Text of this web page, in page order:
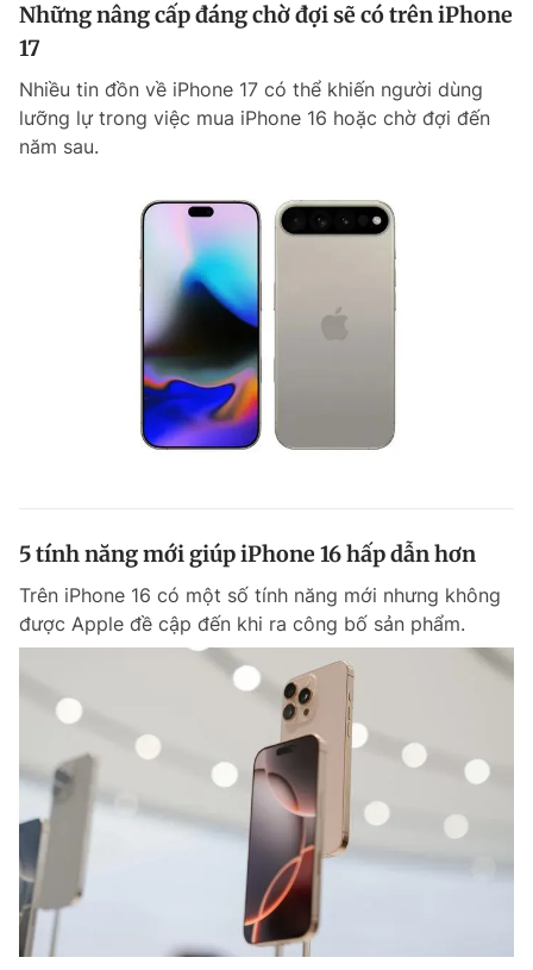
Những nâng cấp đáng chờ đợi sẽ có trên iPhone
17
Nhiều tin đồn về iPhone 17 có thể khiến người dùng
lưỡng lự trong việc mua iPhone 16 hoặc chờ đợi đến
năm sau.
5 tính năng mới giúp iPhone 16 hấp dẫn hơn
Trên iPhone 16 có một số tính năng mới nhưng không
được Apple đề cập đến khi ra công bố sản phẩm.